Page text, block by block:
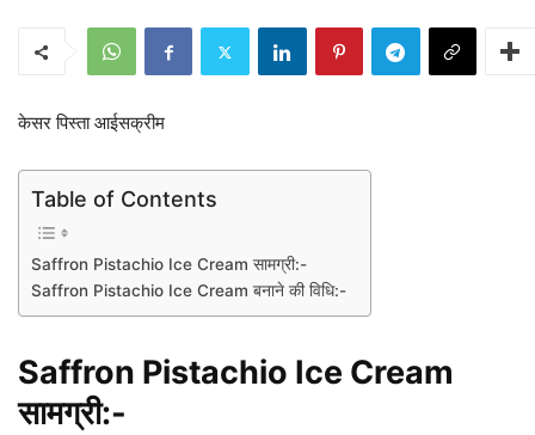
केसर पिस्ता आईसक्रीम
Table of Contents
Saffron Pistachio Ice Cream सामग्री:-
Saffron Pistachio Ice Cream बनाने की विधि:-
Saffron Pistachio Ice Cream
सामग्री:-